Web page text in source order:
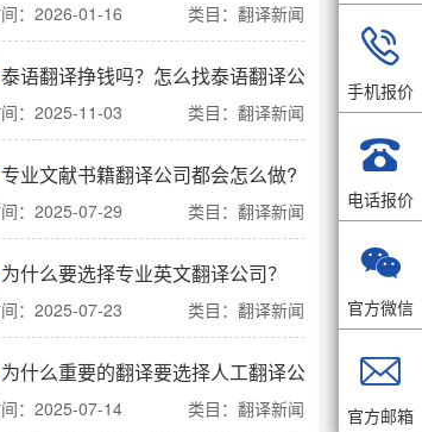
：2026-01-16 类目：翻译新闻
泰语翻译挣钱吗？怎么找泰语翻译公司翻译
：2025-11-03 类目：翻译新闻
专业文献书籍翻译公司都会怎么做?
：2025-07-29 类目：翻译新闻
为什么要选择专业英文翻译公司？
：2025-07-23 类目：翻译新闻
为什么重要的翻译要选择人工翻译公司
：2025-07-14 类目：翻译新闻

手机报价

电话报价

官方微信

官方邮箱